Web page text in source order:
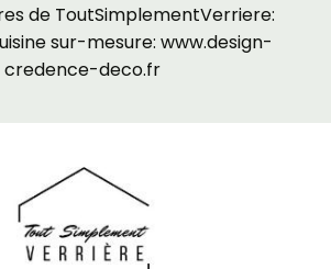
de ToutSimplementVerriere:
sur-mesure: www.design-
credence-deco.fr